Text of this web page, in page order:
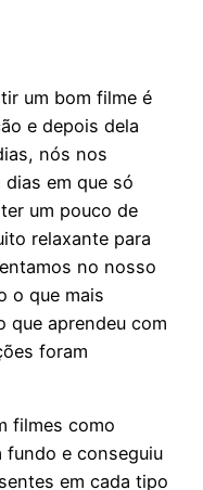
um bom filme é
e depois dela
nós nos
em que só
um pouco de
relaxante para
no nosso
o que mais
que aprendeu com
foram
filmes como
fundo e conseguiu
em cada tipo